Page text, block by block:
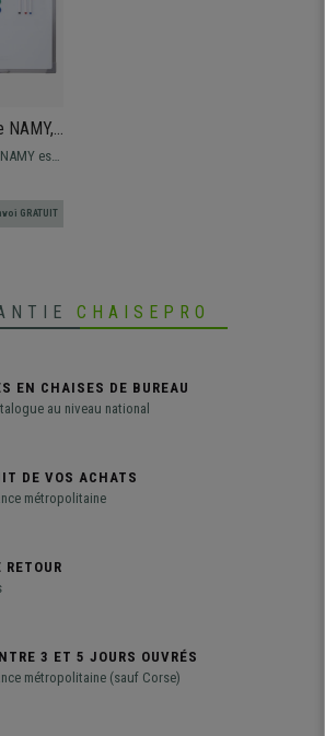
NAMY,
est
votre
GRATUIT
CHAISEPRO
EN CHAISES DE BUREAU
au niveau national
DE VOS ACHATS
métropolitaine
3 ET 5 JOURS OUVRÉS
métropolitaine (sauf Corse)